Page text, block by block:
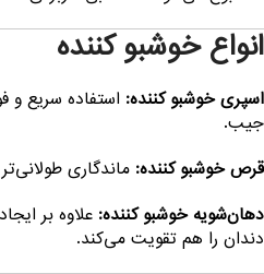
انواع خوشبو کننده
اسپری خوشبو کننده: استفاده سریع
جیب.
قرص خوشبو کننده: ماندگاری
دهان‌شویه خوشبو کننده: علاوه بر
دندان را هم تقویت می‌کند.